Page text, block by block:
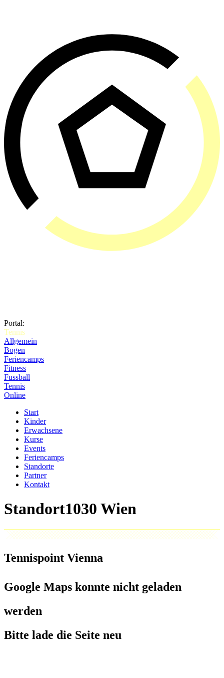
Portal:
Tennis
Allgemein
Bogen
Feriencamps
Fitness
Fussball
Tennis
Online
Start
Kinder
Erwachsene
Kurse
Events
Feriencamps
Standorte
Partner
Kontakt
Standort
Tennispoint Vienna
Google Maps konnte nicht geladen
werden
Bitte lade die Seite neu